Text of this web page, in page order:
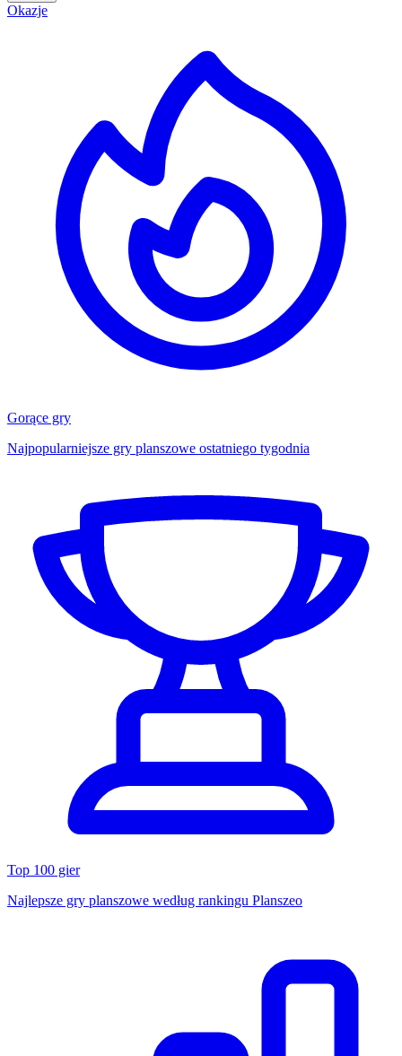
Okazje
Gorące gry
Najpopularniejsze gry planszowe ostatniego tygodnia
Top 100 gier
Najlepsze gry planszowe według rankingu Planszeo